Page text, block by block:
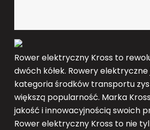
Rower elektryczny Kross to
dwóch kółek. Rowery elektryczne
kategoria środków transportu
większą popularność. Marka
jakość i innowacyjnością swoich
Rower elektryczny Kross to nie